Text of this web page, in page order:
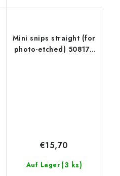
Mini snips straight (for
photo-etched) 50817 -
Auf Lager (3 ks)
€15,70